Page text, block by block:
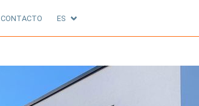
CONTACTO ES